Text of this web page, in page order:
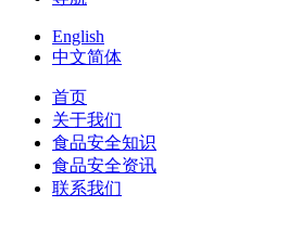
English
中文简体
首页
关于我们
食品安全知识
食品安全资讯
联系我们